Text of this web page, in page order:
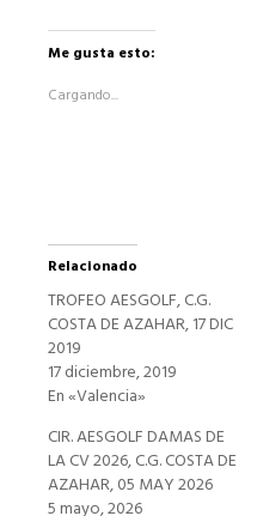
en
Facebook
en
Me gusta esto:
Cargando...
Relacionado
TROFEO AESGOLF, C.G.
COSTA DE AZAHAR, 17 DIC
2019
17 diciembre, 2019
En «Valencia»
CIR. AESGOLF DAMAS DE
LA CV 2026, C.G. COSTA DE
AZAHAR, 05 MAY 2026
5 mayo, 2026